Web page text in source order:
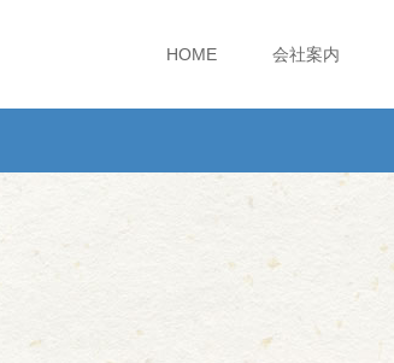
HOME 会社案内